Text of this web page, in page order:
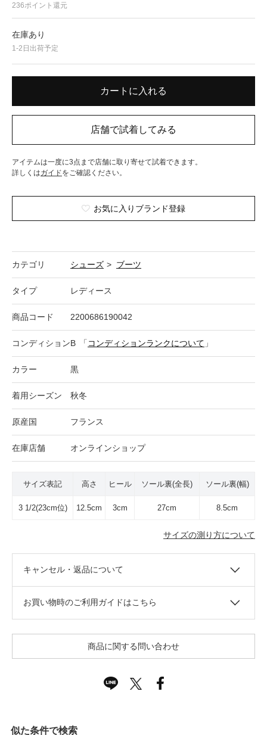
236ポイント還元
在庫あり
1-2日出荷予定
アイテムは一度に3点まで店舗に取り寄せて試着できます。
詳しくはガイドをご確認ください。
お気に入りブランド登録
カテゴリ シューズ > ブーツ
タイプ レディース
商品コード 2200686190042
コンディションB 「 コンディションランクについて 」
カラー 黒
着用シーズン 秋冬
原産国 フランス
在庫店舗 オンラインショップ
サイズ表記 高さ ヒール ソール裏(全長) ソール裏(幅)
3 1/2(23cm位) 12.5cm 3cm 27cm 8.5cm
サイズの測り方について
キャンセル・返品について
お買い物時のご利用ガイドはこちら
商品に関する問い合わせ
似た条件で検索